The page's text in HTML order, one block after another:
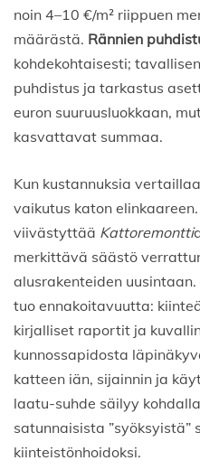
noin 4–10 €/m² riippuen
määrästä. Rännien
kohdekohtaisesti;
puhdistus ja tarkastus
euron suuruusluokkaan,
kasvattavat summaa.
Kun kustannuksia
vaikutus katon
viivästyttää Kattoremontti
merkittävä säästö
alusrakenteiden
tuo ennakoitavuutta:
kirjalliset raportit ja
kunnossapidosta
katteen iän, sijainnin ja
laatu-suhde säilyy
satunnaisista ”syöksyistä”
kiinteistönhoidoksi.